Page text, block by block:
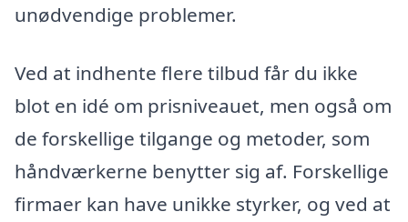
unødvendige problemer.
Ved at indhente flere tilbud får du ikke
blot en idé om prisniveauet, men også om
de forskellige tilgange og metoder, som
håndværkerne benytter sig af. Forskellige
firmaer kan have unikke styrker, og ved at